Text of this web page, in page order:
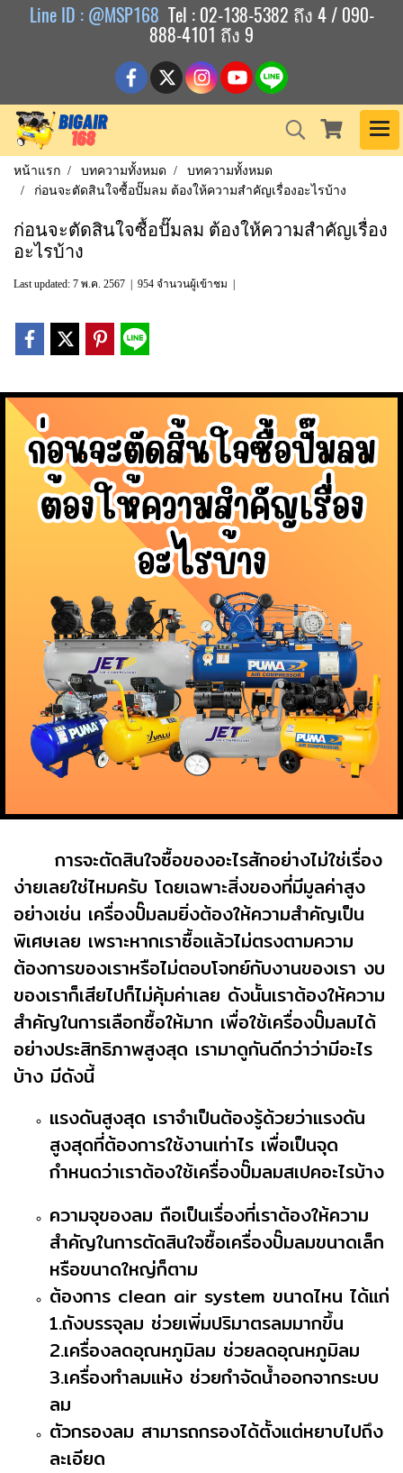
Line ID : @MSP168 Tel : 02-138-5382 ถึง 4 / 090-
888-4101 ถึง 9
หน้าแรก บทความทั้งหมด
บทความทั้งหมด
ก่อนจะตัดสินใจซื้อปั๊มลม ต้องให้ความสำคัญเรื่องอะไรบ้าง
ก่อนจะตัดสินใจซื้อปั๊มลม ต้องให้ความสำคัญเรื่อง
อะไรบ้าง
Last updated: 7 พ.ค. 2567 954 จำนวนผู้เข้าชม
การจะตัดสินใจซื้อของอะไรสักอย่างไม่ใช่เรื่อง
ง่ายเลยใช่ไหมครับ โดยเฉพาะสิ่งของที่มีมูลค่าสูง
อย่างเช่น เครื่องปั๊มลมยิ่งต้องให้ความสำคัญเป็น
พิเศษเลย เพราะหากเราซื้อแล้วไม่ตรงตามความ
ต้องการของเราหรือไม่ตอบโจทย์กับงานของเรา งบ
ของเราก็เสียไปก็ไม่คุ้มค่าเลย ดังนั้นเราต้องให้ความ
สำคัญในการเลือกซื้อให้มาก เพื่อใช้เครื่องปั๊มลมได้
อย่างประสิทธิภาพสูงสุด เรามาดูกันดีกว่าว่ามีอะไร
บ้าง มีดังนี้
แรงดันสูงสุด เราจำเป็นต้องรู้ด้วยว่าแรงดัน
สูงสุดที่ต้องการใช้งานเท่าไร เพื่อเป็นจุด
กำหนดว่าเราต้องใช้เครื่องปั๊มลมสเปคอะไรบ้าง
ความจุของลม ถือเป็นเรื่องที่เราต้องให้ความ
สำคัญในการตัดสินใจซื้อเครื่องปั๊มลมขนาดเล็ก
หรือขนาดใหญ่ก็ตาม
ต้องการ clean air system ขนาดไหน ได้แก่
1.ถังบรรจุลม ช่วยเพิ่มปริมาตรลมมากขึ้น
2.เครื่องลดอุณหภูมิลม ช่วยลดอุณหภูมิลม
3.เครื่องทำลมแห้ง ช่วยกำจัดน้ำออกจากระบบ
ลม
ตัวกรองลม สามารถกรองได้ตั้งแต่หยาบไปถึง
ละเอียด